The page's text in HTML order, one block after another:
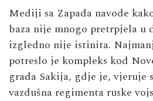
Mediji sa Zapada navode
baza nije mnogo pretrpjela u
izgledno nije istinita.
potreslo je kompleks kod
grada Sakija, gdje je, vjeruje
vazdušna regimenta ruske